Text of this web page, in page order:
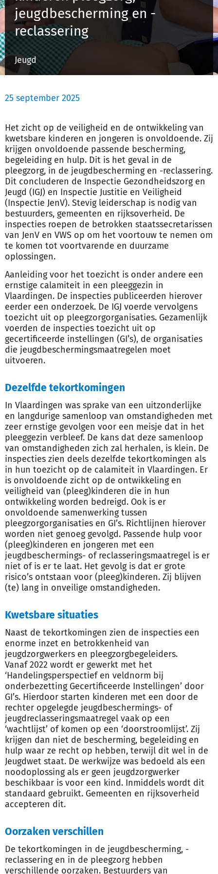
jeugdbescherming en -
reclassering
Jeugd
25 september 2025
Het zicht op de veiligheid en de ontwikkeling van
kwetsbare kinderen en jongeren is onvoldoende. Zij
krijgen onvoldoende passende bescherming,
begeleiding en hulp. Dit is het geval in de
pleegzorg, in de jeugdbescherming en -reclassering.
Dit concluderen de Inspectie Gezondheidszorg en
Jeugd (IGJ) en Inspectie Justitie en Veiligheid
(Inspectie JenV). Stevig leiderschap is nodig van
bestuurders, gemeenten en rijksoverheid. De
inspecties roepen de betrokken staatssecretarissen
van JenV en VWS op om het voortouw te nemen om
te komen tot voortvarende en duurzame
oplossingen.
Aanleiding voor het toezicht is onder andere een
ernstige calamiteit in een pleeggezin in
Vlaardingen. De inspecties publiceerden hierover
eerder een onderzoek. De IGJ voerde vervolgens
toezicht uit op pleegzorgorganisaties. Gezamenlijk
voerden de inspecties toezicht uit op
gecertificeerde instellingen (GI’s), de organisaties
die jeugdbeschermingsmaatregelen moet
uitvoeren.
Dezelfde tekortkomingen
In Vlaardingen was sprake van een uitzonderlijke
en langdurige samenloop van omstandigheden met
zeer ernstige gevolgen voor een meisje dat in het
pleeggezin verbleef. De kans dat deze samenloop
van omstandigheden zich zal herhalen, is klein. De
inspecties zien deels dezelfde tekortkomingen als
in hun toezicht op de calamiteit in Vlaardingen. Er
is onvoldoende zicht op de ontwikkeling en
veiligheid van (pleeg)kinderen die in hun
ontwikkeling worden bedreigd. Ook is er
onvoldoende samenwerking tussen
pleegzorgorganisaties en GI’s. Richtlijnen hierover
worden niet genoeg gevolgd. Passende hulp voor
(pleeg)kinderen en jongeren met een
jeugdbeschermings- of reclasseringsmaatregel is er
niet of is er te laat. Het gevolg is dat er grote
risico’s ontstaan voor (pleeg)kinderen. Zij blijven
(te) lang in onveilige omstandigheden.
Kwetsbare situaties
Naast de tekortkomingen zien de inspecties een
enorme inzet en betrokkenheid van
jeugdzorgwerkers en pleegzorgbegeleiders.
Vanaf 2022 wordt er gewerkt met het
‘Handelingsperspectief en veldnorm bij
onderbezetting Gecertificeerde Instellingen’ door
GI’s. Hierdoor starten kinderen met een door de
rechter opgelegde jeugdbeschermings- of
jeugdreclasseringsmaatregel vaak op een
‘wachtlijst’ of komen op een ‘doorstroomlijst’. Zij
krijgen dan niet de bescherming, begeleiding en
hulp waar ze recht op hebben, terwijl dit wel in de
Jeugdwet staat. De werkwijze was bedoeld als een
noodoplossing als er geen jeugdzorgwerker
beschikbaar is voor een kind. Inmiddels wordt dit
standaard gebruikt. Gemeenten en rijksoverheid
accepteren dit.
Oorzaken verschillen
De tekortkomingen in de jeugdbescherming, -
reclassering en in de pleegzorg hebben
verschillende oorzaken. Bestuurders van